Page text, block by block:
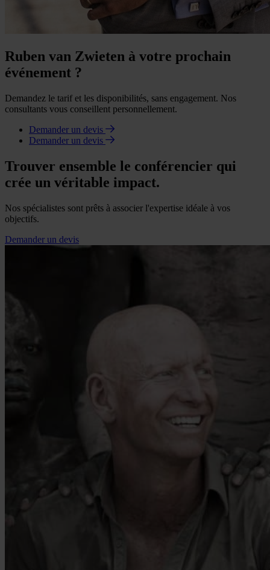
Ruben van Zwieten à votre prochain
événement ?
Demandez le tarif et les disponibilités, sans engagement. Nos
consultants vous conseillent personnellement.
Demander un devis
Demander un devis
Trouver ensemble le conférencier qui
crée un véritable impact.
Nos spécialistes sont prêts à associer l'expertise idéale à vos
objectifs.
Demander un devis